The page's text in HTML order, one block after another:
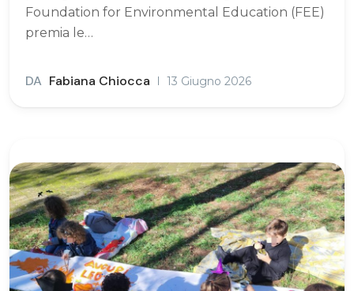
Foundation for Environmental Education (FEE)
premia le…
DA Fabiana Chiocca 13 Giugno 2026